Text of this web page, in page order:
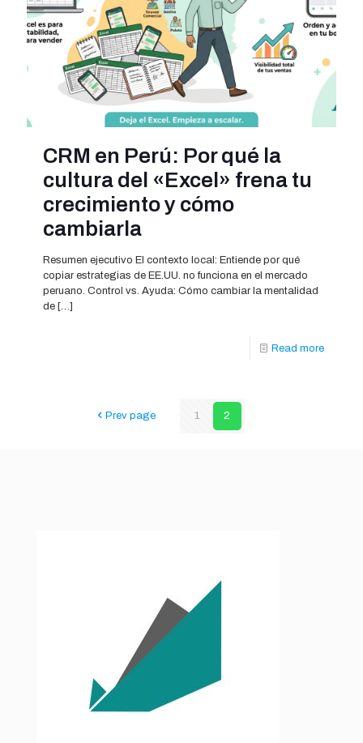
CRM en Perú: Por qué la
cultura del «Excel» frena tu
crecimiento y cómo
cambiarla
Resumen ejecutivo El contexto local: Entiende por qué
copiar estrategias de EE.UU. no funciona en el mercado
peruano. Control vs. Ayuda: Cómo cambiar la mentalidad
de […]
Read more
Prev page 1 2